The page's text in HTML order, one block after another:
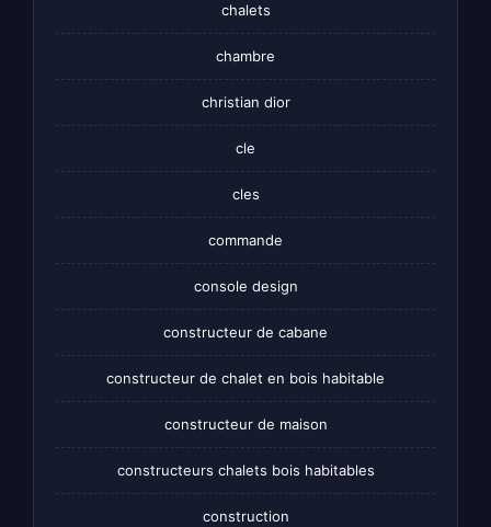
chalets
chambre
christian dior
cle
cles
commande
console design
constructeur de cabane
constructeur de chalet en bois habitable
constructeur de maison
constructeurs chalets bois habitables
construction